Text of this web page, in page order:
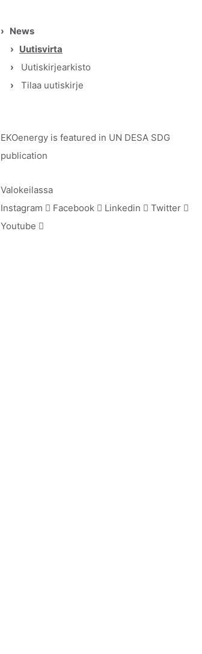
› News
› Uutisvirta
›
Uutiskirjearkisto
›
Tilaa uutiskirje
EKOenergy is featured in UN DESA SDG
publication
Valokeilassa
Instagram
Facebook Linkedin
Twitter
Youtube